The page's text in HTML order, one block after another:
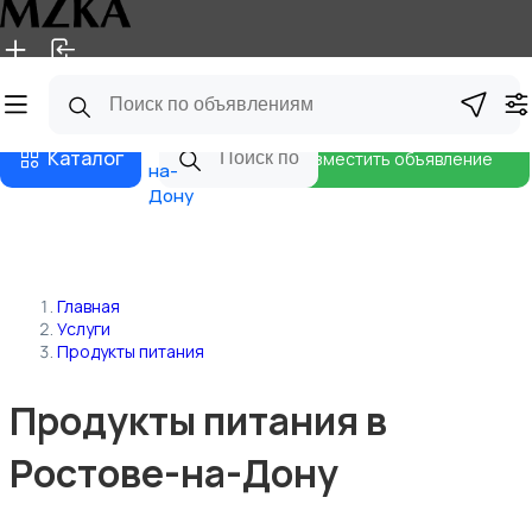
Главная Магазины
Каталог
Ростов-
на-
Дону
Разместить объявление
Главная
Услуги
Продукты питания
Продукты питания в
Ростове-на-Дону